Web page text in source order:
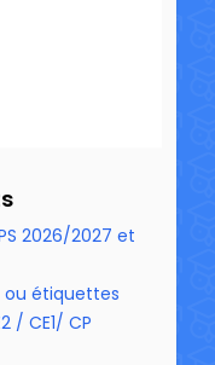
2026/2027 et
ou étiquettes
/ CE1/ CP